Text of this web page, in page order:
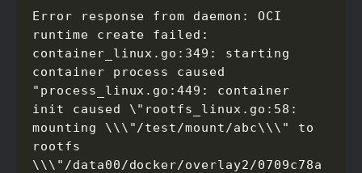
Error response from daemon: OCI
runtime create failed:
container_linux.go:349: starting
container process caused
"process_linux.go:449: container
init caused \"rootfs_linux.go:58:
mounting \\\"/test/mount/abc\\\" to
rootfs
\\\"/data00/docker/overlay2/0709c78a